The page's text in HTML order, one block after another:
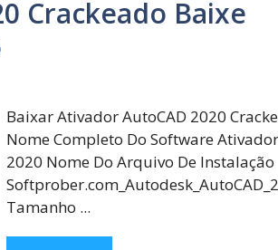
Crackeado Baixe
Baixar Ativador AutoCAD 2020
Nome Completo Do Software
2020 Nome Do Arquivo De Instalação
Tamanho ...